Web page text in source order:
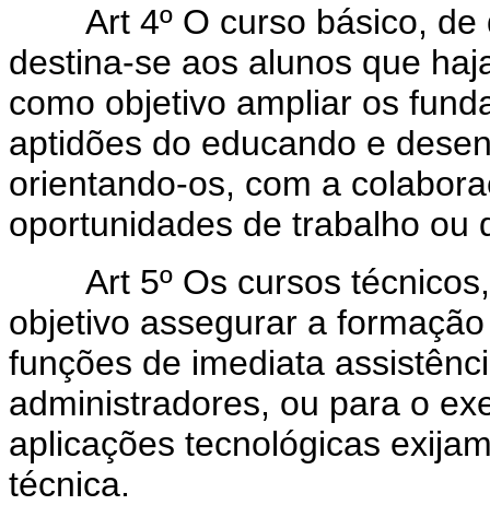
Art 4º O curso básico,
destina-se aos alunos que
como objetivo ampliar os
aptidões do educando e
orientando-os, com a
oportunidades de trabalho ou
Art 5º Os cursos
objetivo assegurar a
funções de imediata
administradores, ou para o
aplicações tecnológicas
técnica.